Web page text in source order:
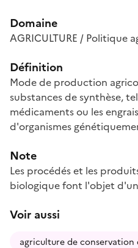
Domaine
AGRICULTURE / Politique
Définition
Mode de production
substances de synthèse,
médicaments ou les
d'organismes
Note
Les procédés et les
biologique font l'objet
Voir aussi
agriculture de conservation